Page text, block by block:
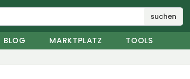
suchen
BLOG MARKTPLATZ TOOLS